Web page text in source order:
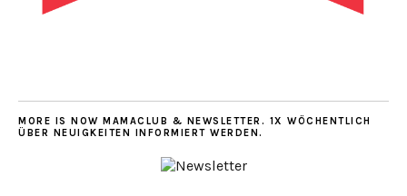
MORE IS NOW MAMACLUB & NEWSLETTER. 1X WÖCHENTLICH
ÜBER NEUIGKEITEN INFORMIERT WERDEN.